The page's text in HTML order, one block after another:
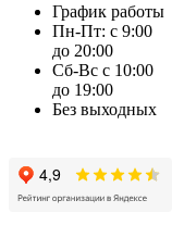
График работы
Пн-Пт: с 9:00
до 20:00
Сб-Вс с 10:00
до 19:00
Без выходных